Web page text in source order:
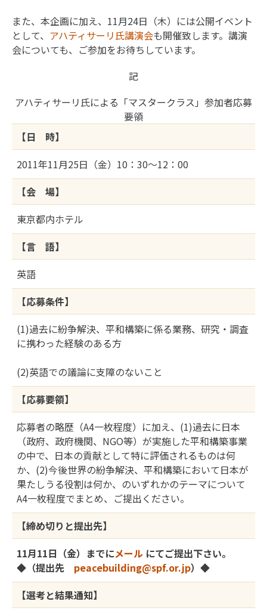
また、本企画に加え、11月24日（木）には公開イベント
として、 アハティサーリ氏講演会も開催致します。講演
会についても、ご参加をお待ちしています。
記
アハティサーリ氏による「マスタークラス」参加者応募
要領
【日 時】
2011年11月25日（金）10：30～12：00
【会 場】
東京都内ホテル
【言 語】
英語
【応募条件】
(1)過去に紛争解決、平和構築に係る業務、研究・調査
に携わった経験のある方
(2)英語での議論に支障のないこと
【応募要領】
応募者の略歴（A4一枚程度）に加え、(1)過去に日本
（政府、政府機関、NGO等）が実施した平和構築事業
の中で、日本の貢献として特に評価されるものは何
か、(2)今後世界の紛争解決、平和構築において日本が
果たしうる役割は何か、のいずれかのテーマについて
A4一枚程度でまとめ、ご提出ください。
【締め切りと提出先】
11月11日（金）までにメール にてご提出下さい。
◆（提出先 peacebuilding@spf.or.jp）◆
【選考と結果通知】